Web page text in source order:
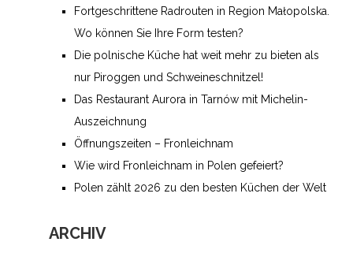
Fortgeschrittene Radrouten in Region Małopolska.
Wo können Sie Ihre Form testen?
Die polnische Küche hat weit mehr zu bieten als
nur Piroggen und Schweineschnitzel!
Das Restaurant Aurora in Tarnów mit Michelin-
Auszeichnung
Öffnungszeiten – Fronleichnam
Wie wird Fronleichnam in Polen gefeiert­?
Polen zählt 2026 zu den besten Küchen der Welt
ARCHIV